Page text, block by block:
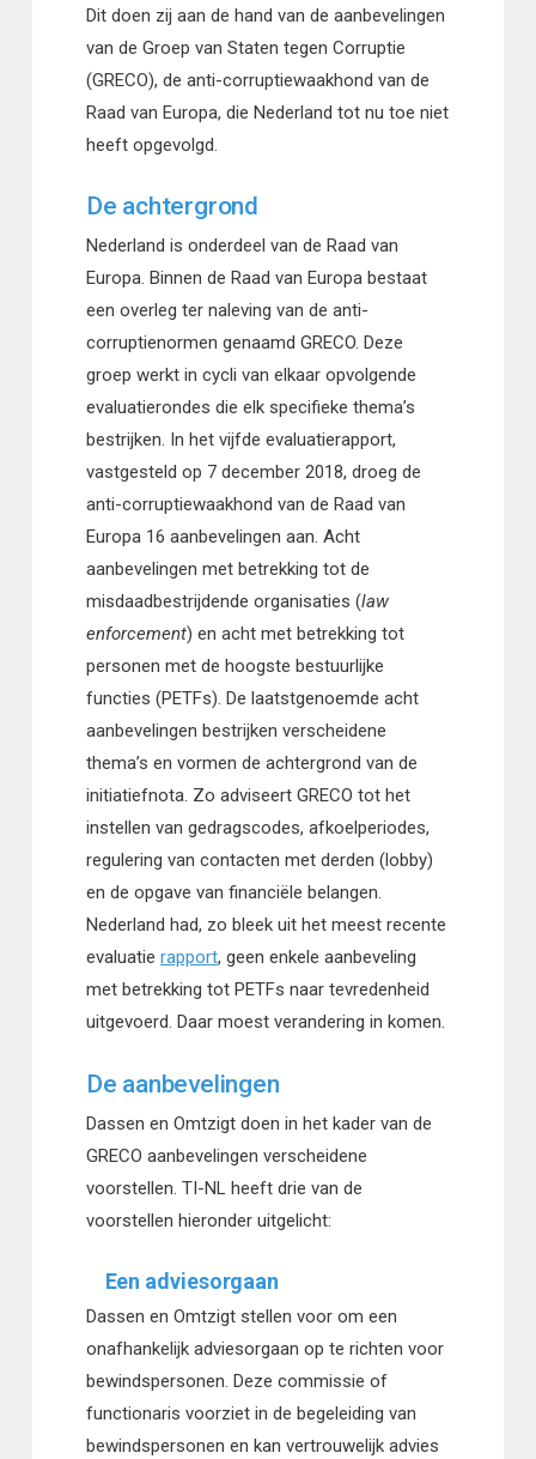
Dit doen zij aan de hand van de aanbevelingen
van de Groep van Staten tegen Corruptie
(GRECO), de anti-corruptiewaakhond van de
Raad van Europa, die Nederland tot nu toe niet
heeft opgevolgd.
De achtergrond
Nederland is onderdeel van de Raad van
Europa. Binnen de Raad van Europa bestaat
een overleg ter naleving van de anti-
corruptienormen genaamd GRECO. Deze
groep werkt in cycli van elkaar opvolgende
evaluatierondes die elk specifieke thema’s
bestrijken. In het vijfde evaluatierapport,
vastgesteld op 7 december 2018, droeg de
anti-corruptiewaakhond van de Raad van
Europa 16 aanbevelingen aan. Acht
aanbevelingen met betrekking tot de
misdaadbestrijdende organisaties (law
enforcement) en acht met betrekking tot
personen met de hoogste bestuurlijke
functies (PETFs). De laatstgenoemde acht
aanbevelingen bestrijken verscheidene
thema’s en vormen de achtergrond van de
initiatiefnota. Zo adviseert GRECO tot het
instellen van gedragscodes, afkoelperiodes,
regulering van contacten met derden (lobby)
en de opgave van financiële belangen.
Nederland had, zo bleek uit het meest recente
evaluatie rapport, geen enkele aanbeveling
met betrekking tot PETFs naar tevredenheid
uitgevoerd. Daar moest verandering in komen.
De aanbevelingen
Dassen en Omtzigt doen in het kader van de
GRECO aanbevelingen verscheidene
voorstellen. TI-NL heeft drie van de
voorstellen hieronder uitgelicht:
Een adviesorgaan
Dassen en Omtzigt stellen voor om een
onafhankelijk adviesorgaan op te richten voor
bewindspersonen. Deze commissie of
functionaris voorziet in de begeleiding van
bewindspersonen en kan vertrouwelijk advies